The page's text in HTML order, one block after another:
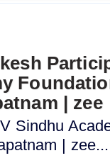
| zee
Sindhu
|